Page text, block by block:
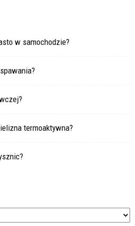
w samochodzie?
termoaktywna?